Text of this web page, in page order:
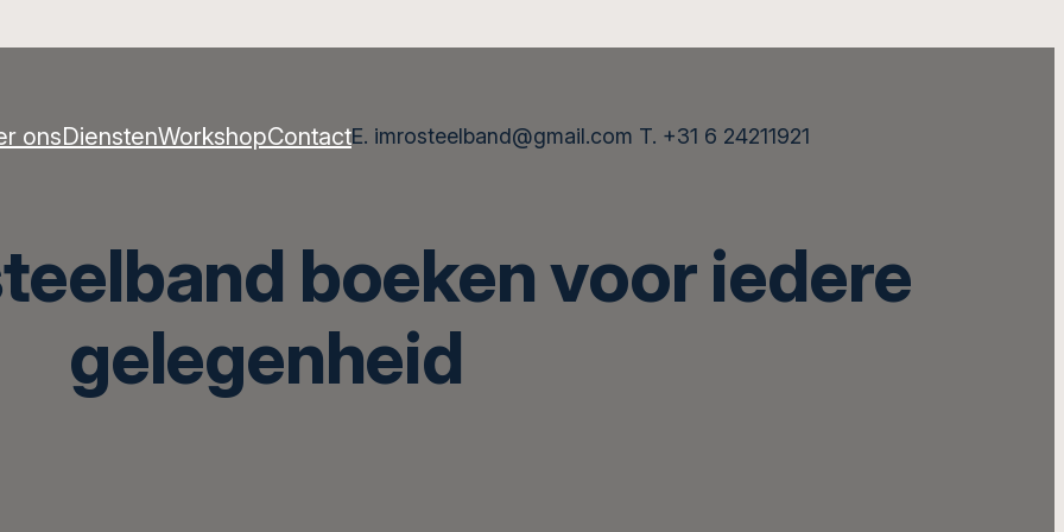
onsDienstenWorkshopContactE. imrosteelband@gmail.com T. +31 6 24211921
boeken voor iedere
gelegenheid